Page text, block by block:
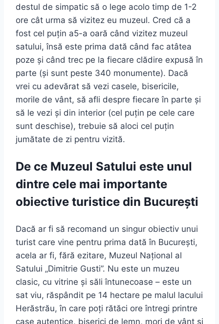
destul de simpatic să o lege acolo timp de 1-2
ore cât urma să vizitez eu muzeul. Cred că a
fost cel puțin a5-a oară când vizitez muzeul
satului, însă este prima dată când fac atâtea
poze și când trec pe la fiecare clădire expusă în
parte (și sunt peste 340 monumente). Dacă
vrei cu adevărat să vezi casele, bisericile,
morile de vânt, să afli despre fiecare în parte și
să le vezi și din interior (cel puțin pe cele care
sunt deschise), trebuie să aloci cel puțin
jumătate de zi pentru vizită.
De ce Muzeul Satului este unul
dintre cele mai importante
obiective turistice din București
Dacă ar fi să recomand un singur obiectiv unui
turist care vine pentru prima dată în București,
acela ar fi, fără ezitare, Muzeul Național al
Satului „Dimitrie Gusti”. Nu este un muzeu
clasic, cu vitrine și săli întunecoase – este un
sat viu, răspândit pe 14 hectare pe malul lacului
Herăstrău, în care poți rătăci ore întregi printre
case autentice, biserici de lemn, mori de vânt și